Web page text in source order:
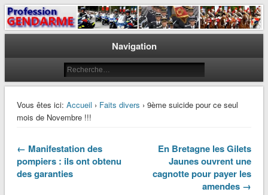
Profession Gendarme
Le journal des gendarmes
Navigation
Vous êtes ici: Accueil › Faits divers › 9ème suicide pour ce seul
mois de Novembre !!!
← Manifestation des
pompiers : ils ont obtenu
des garanties
En Bretagne les Gilets
Jaunes ouvrent une
cagnotte pour payer les
amendes →